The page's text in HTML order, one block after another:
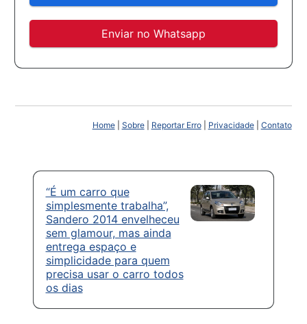
Enviar no Whatsapp
Home| Sobre| Reportar Erro| Privacidade| Contato
“É um carro que
simplesmente trabalha”,
Sandero 2014 envelheceu
sem glamour, mas ainda
entrega espaço e
simplicidade para quem
precisa usar o carro todos
os dias